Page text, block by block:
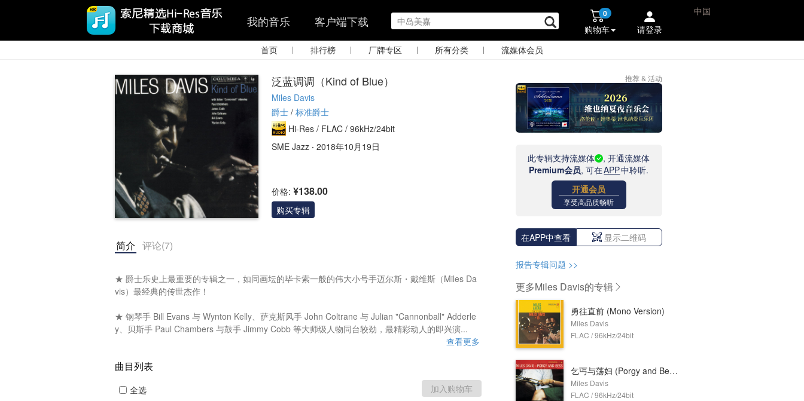
我的音乐 客户端下载 0
购物车 请登录
中国
首页 | 排行榜 | 厂牌专区 | 所有分类 | 流媒体会员
泛蓝调调（Kind of Blue）
Miles Davis
爵士 / 标准爵士
Hi-Res / FLAC / 96kHz/24bit
SME Jazz · 2018年10月19日
价格: ¥138.00
购买专辑
简介 评论(7)
★ 爵士乐史上最重要的专辑之一，如同画坛的毕卡索一般的伟大小号手迈尔斯・戴维斯（Miles Da
vis）最经典的传世杰作！
★ 钢琴手 Bill Evans 与 Wynton Kelly、萨克斯风手 John Coltrane 与 Julian "Cannonball" Adderle
y、贝斯手 Paul Chambers 与鼓手 Jimmy Cobb 等大师级人物同台较劲，最精彩动人的即兴演...
查看更多
曲目列表
全选
推荐 & 活动
此专辑支持流媒体
, 开通流媒体
Premium会员, 可在APP中聆听.
开通会员
享受高品质畅听
在APP中查看 显示二维码
报告专辑问题 >>
更多Miles Davis的专辑
勇往直前 (Mono Version)
Miles Davis
FLAC / 96kHz/24bit
乞丐与荡妇 (Porgy and Bess，Mono Version)
Miles Davis
FLAC / 96kHz/24bit